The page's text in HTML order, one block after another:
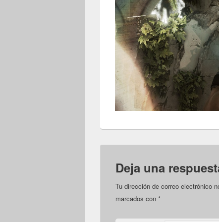
Deja una
Tu dirección de correo electrónico
marcados con *